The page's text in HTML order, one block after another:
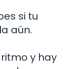
si tu
aún.
y hay